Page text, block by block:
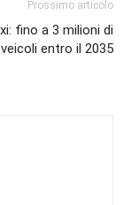
Prossimo articolo
fino a 3 milioni di
veicoli entro il 2035